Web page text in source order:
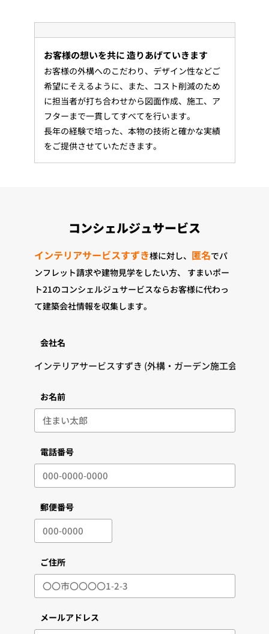
お客様の想いを共に 造りあげていきます
お客様の外構へのこだわり、デザイン性などご
希望にそえるように、また、コスト削減のため
に担当者が打ち合わせから図面作成、施工、ア
フターまで一貫してすべてを行います。
長年の経験で培った、本物の技術と確かな実績
をご提供させていただきます。
コンシェルジュサービス
インテリアサービスすずき様に対し、 匿名でパ
ンフレット請求や建物見学をしたい方、
すまいポー
ト21のコンシェルジュサービスならお客様に代わっ
て建築会社情報を収集します。
会社名
お名前
電話番号
郵便番号
ご住所
メールアドレス